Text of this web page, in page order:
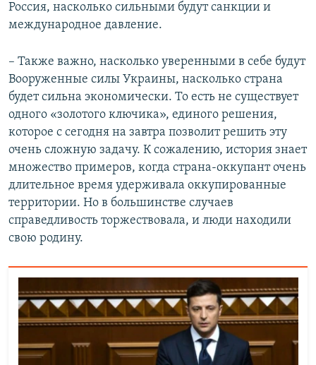
Россия, насколько сильными будут санкции и
международное давление.
– Также важно, насколько уверенными в себе будут
Вооруженные силы Украины, насколько страна
будет сильна экономически. То есть не существует
одного «золотого ключика», единого решения,
которое с сегодня на завтра позволит решить эту
очень сложную задачу. К сожалению, история знает
множество примеров, когда страна-оккупант очень
длительное время удерживала оккупированные
территории. Но в большинстве случаев
справедливость торжествовала, и люди находили
свою родину.